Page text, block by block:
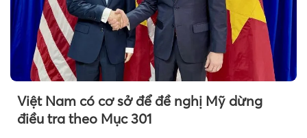
Việt Nam có cơ sở để đề nghị Mỹ dừng
điều tra theo Mục 301